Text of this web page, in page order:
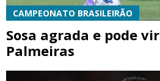
CAMPEONATO BRASILEIRÃO
Sosa agrada e pode
Palmeiras